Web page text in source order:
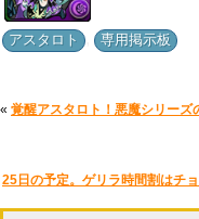
アスタロト 専用掲示板
« 覚醒アスタロト！悪魔シリーズ
25日の予定。ゲリラ時間割はチ